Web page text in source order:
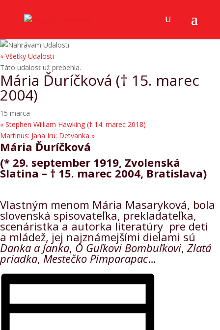
« Všetky Udalosti
Táto udalosť už prebehla.
Mária Ďuríčková († 15. marec
2004)
15 marca
« Stephen William Hawking († 14. marec 2018)
Martinus: Jana Iru: Detvanka »
Mária Ďuríčková
(* 29. september 1919, Zvolenská
Slatina – † 15. marec 2004, Bratislava)
Vlastným menom Mária Masaryková, bola
slovenská spisovateľka, prekladateľka,
scenáristka a autorka literatúry pre deti
a mládež, jej najznámejšími dielami sú
Danka a Janka, O Guľkovi Bombuľkovi,Zlatá
priadka,Mestečko Pimparapac…